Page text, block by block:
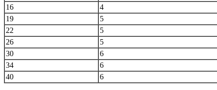
16
4
19
5
22
5
26
5
30
6
34
6
40
6